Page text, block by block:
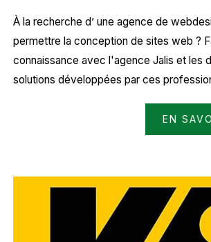
À la recherche d’ une agence de
permettre la conception de sites web ?
connaissance avec l'agence Jalis et les
solutions développées par ces
EN